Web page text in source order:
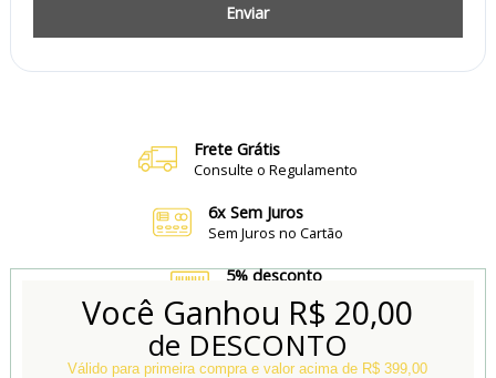
Enviar
Frete Grátis
Consulte o Regulamento
6x Sem Juros
Sem Juros no Cartão
5% desconto
no Boleto e Pix
Conheça também
Nossa Loja Física
Você Ganhou R$ 20,00
de DESCONTO
Válido para primeira compra e valor acima de R$ 399,00